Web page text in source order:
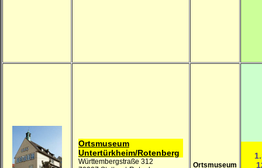
Ortsmuseum
Untertürkheim/Rotenberg
Württembergstraße 312
Ortsmuseum